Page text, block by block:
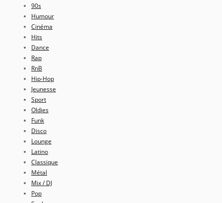
90s
Humour
Cinéma
Hits
Dance
Rap
RnB
Hip-Hop
Jeunesse
Sport
Oldies
Funk
Disco
Lounge
Latino
Classique
Métal
Mix / DJ
Pop